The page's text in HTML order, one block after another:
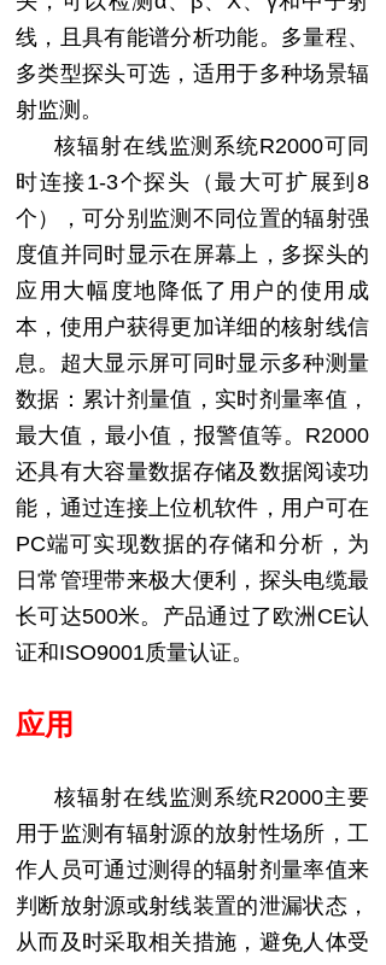
线，且具有能谱分析功能。多量程、
多类型探头可选，适用于多种场景辐
射监测。
核辐射在线监测系统R2000可同
时连接1-3个探头（最大可扩展到8
个），可分别 监测不同位置的辐射强
度值并同时显示在屏幕上，多探头的
应用大幅度地降低了用户的使用成
本 ，使用户获得更加详细的核射线信
息。 超大显示屏可同时显示多种测量
数据： 累计剂量值 ，实时剂量率值，
最大值，最小值，报警值等。 R2000
还具有大容量数据存储及数据阅读功
能， 通过连接上位机软件， 用户可在
PC端可实现数据的存储和分析 ，为
日常管理带来极大便利， 探头电缆最
长可达500米。 产品通过了欧洲 CE认
证和ISO9001质量认证。
应用
核辐射在线监测系统R2000主要
用于监测有辐射源的放射性场所，工
作人员可通过测得的辐射剂量率值来
判断放射源或射线装置的泄漏状态，
从而及时采取相关措施，避免人体受